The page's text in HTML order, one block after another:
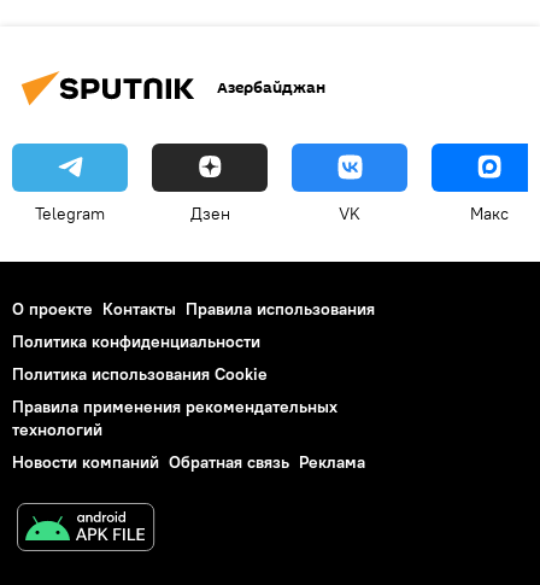
Азербайджан
Telegram Дзен VK Макс
О проекте Контакты Правила использования
Политика конфиденциальности
Политика использования Cookie
Правила применения рекомендательных
технологий
Новости компаний Обратная связь Реклама